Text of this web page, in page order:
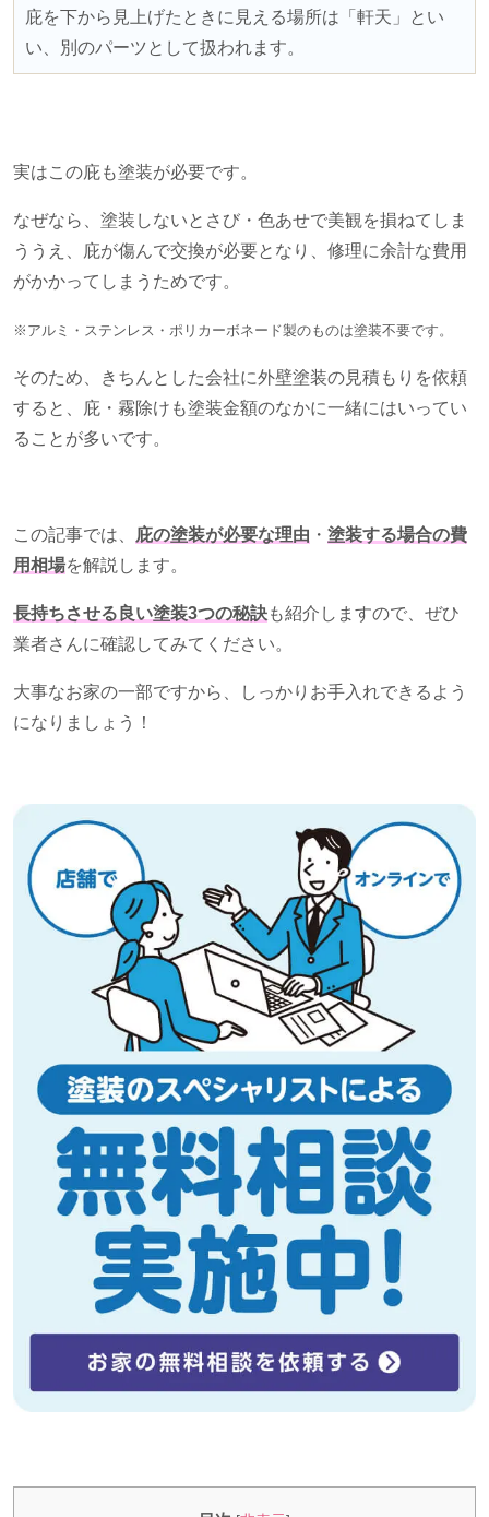
庇を下から見上げたときに見える場所は「軒天」とい
い、別のパーツとして扱われます。
実はこの庇も塗装が必要です。
なぜなら、塗装しないとさび・色あせで美観を損ねてしま
ううえ、庇が傷んで交換が必要となり、修理に余計な費用
がかかってしまうためです。
※アルミ・ステンレス・ポリカーボネード製のものは塗装不要です。
そのため、きちんとした会社に外壁塗装の見積もりを依頼
すると、庇・霧除けも塗装金額のなかに一緒にはいってい
ることが多いです。
この記事では、 庇の塗装が必要な理由 ・ 塗装する場合の費
用相場を解説します。
長持ちさせる良い塗装3つの秘訣も紹介しますので、ぜひ
業者さんに確認してみてください。
大事なお家の一部ですから、しっかりお手入れできるよう
になりましょう！